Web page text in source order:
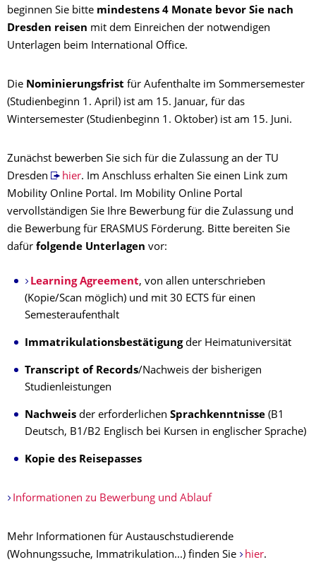
beginnen Sie bitte mindestens 4 Monate bevor Sie nach
Dresden reisen mit dem Einreichen der notwendigen
Unterlagen beim International Office.
Die Nominierungsfrist für Aufenthalte im Sommersemester
(Studienbeginn 1. April) ist am 15. Januar, für das
Wintersemester (Studienbeginn 1. Oktober) ist am 15. Juni.
Zunächst bewerben Sie sich für die Zulassung an der TU
Dresden
hier. Im Anschluss erhalten Sie einen Link zum
Mobility Online Portal. Im Mobility Online Portal
vervollständigen Sie Ihre Bewerbung für die Zulassung und
die Bewerbung für ERASMUS Förderung. Bitte bereiten Sie
dafür folgende Unterlagen vor:
Learning Agreement, von allen unterschrieben
(Kopie/Scan möglich) und mit 30 ECTS für einen
Semesteraufenthalt
Immatrikulationsbestätigungder Heimatuniversität
Transcript of Records/Nachweis der bisherigen
Studienleistungen
Nachweis der erforderlichen Sprachkenntnisse (B1
Deutsch, B1/B2 Englisch bei Kursen in englischer Sprache)
Kopie des Reisepasses
Informationen zu Bewerbung und Ablauf
Mehr Informationen für Austauschstudierende
(Wohnungssuche, Immatrikulation...) finden Sie
hier.